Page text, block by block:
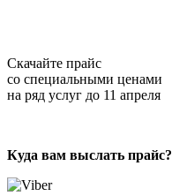
Скачайте прайс
со специальными ценами
на ряд услуг до 11 апреля
Куда вам выслать прайс?